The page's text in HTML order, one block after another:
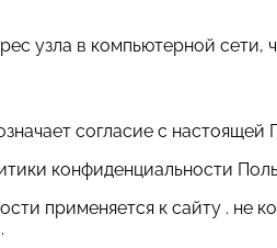
узла в компьютерной сети,
согласие с
конфиденциальности
применяется к сайту . не